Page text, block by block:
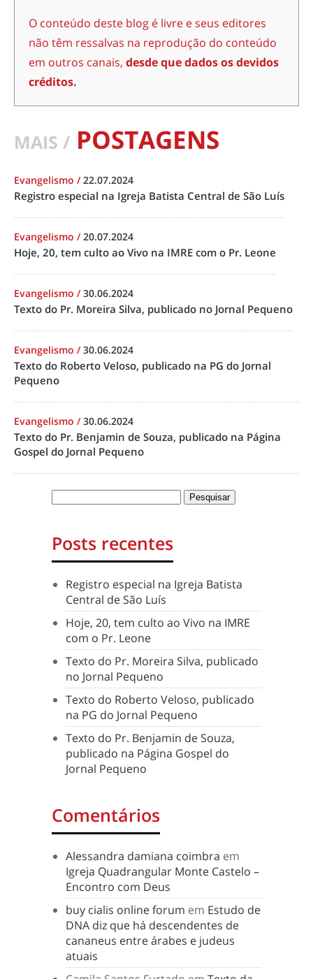
O conteúdo deste blog é livre e seus editores
não têm ressalvas na reprodução do conteúdo
em outros canais, desde que dados os devidos
créditos.
MAIS / POSTAGENS
Evangelismo /22.07.2024
Registro especial na Igreja Batista Central de São Luís
Evangelismo /20.07.2024
Hoje, 20, tem culto ao Vivo na IMRE com o Pr. Leone
Evangelismo /30.06.2024
Texto do Pr. Moreira Silva, publicado no Jornal Pequeno
Evangelismo /30.06.2024
Texto do Roberto Veloso, publicado na PG do Jornal
Pequeno
Evangelismo /30.06.2024
Texto do Pr. Benjamin de Souza, publicado na Página
Gospel do Jornal Pequeno
Posts recentes
Registro especial na Igreja Batista
Central de São Luís
Hoje, 20, tem culto ao Vivo na IMRE
com o Pr. Leone
Texto do Pr. Moreira Silva, publicado
no Jornal Pequeno
Texto do Roberto Veloso, publicado
na PG do Jornal Pequeno
Texto do Pr. Benjamin de Souza,
publicado na Página Gospel do
Jornal Pequeno
Comentários
Alessandra damiana coimbra em
Igreja Quadrangular Monte Castelo –
Encontro com Deus
buy cialis online forum em Estudo de
DNA diz que há descendentes de
cananeus entre árabes e judeus
atuais